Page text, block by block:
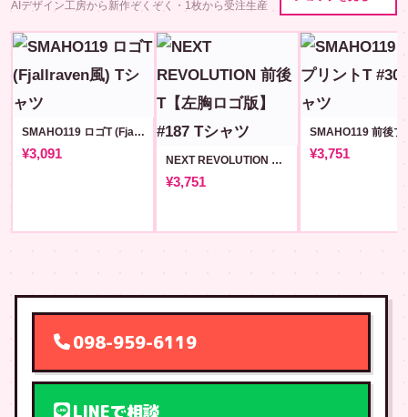
AIデザイン工房から新作ぞくぞく・1枚から受注生産
SMAHO119 ロゴT (Fjallraven風)
¥3,091 NEXT REVOLUTION 前後T【左胸ロゴ版】#187
¥3,751
¥3,751
098-959-6119
LINEで相談